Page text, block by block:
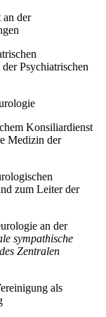
an der
Psychiatrischen
Konsiliardienst
Medizin der
zum Leiter der
an der
sympathische
Zentralen
als